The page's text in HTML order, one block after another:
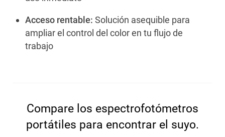
Compare los espectrofotómetros
portátiles para encontrar el suyo.
Acceso rentable: Solución asequible para
ampliar el control del color en tu flujo de
trabajo